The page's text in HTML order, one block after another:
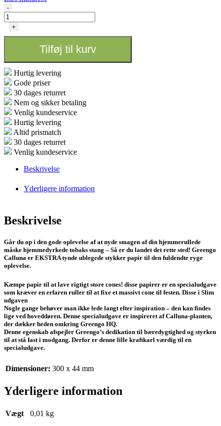
Greengo
Emperor
Size
44
mm
antal
-
+
Tilføj til kurv
Hurtig levering
Gode priser
30 dages returret
Nem og sikker betaling
Venlig kundeservice
Hurtig levering
Altid prismatch
30 dages returret
Venlig kundeservice
Beskrivelse
Yderligere information
Beskrivelse
Går du op i den gode oplevelse af at nyde smagen af din hjemmerullede
måske hjemmedyrkede tobaks stang – Så er du landet det rette sted! Greengo
Calluna er EKSTRA tynde ublegede stykker papir til den fuldendte ryge
oplevelse.
Kæmpe papir til at lave rigtigt store cones! disse papirer er en specialudgave
som kræver en erfaren ruller til at fixe et massivt cone til festen. Disse i Slim
udgaven
Nogle gange behøver man ikke lede langt efter inspiration – den kan findes
lige ved hoveddøren. Denne specialudgave er inspireret af Calluna-planten,
der dækker heden omkring Greengo HQ.
Denne egenskab afspejler Greengo’s dedikation til bæredygtighed og styrken
til at stå fast i modgang. Derfor er denne lille kraftkarl værdig til en
specialudgave.
Dimensioner: 300 x 44 mm
Yderligere information
Vægt 0,01 kg